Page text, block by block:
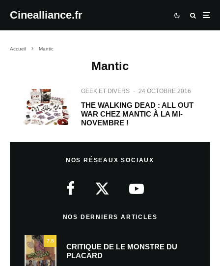
Cinealliance.fr
Accueil Mantic
Mantic
GEEK ET DIVERS · 24 OCTOBRE 2016
THE WALKING DEAD : ALL OUT
WAR CHEZ MANTIC À LA MI-
NOVEMBRE !
NOS RÉSEAUX SOCIAUX
NOS DERNIERS ARTICLES
7.5
CRITIQUE DE LE MONSTRE DU
PLACARD